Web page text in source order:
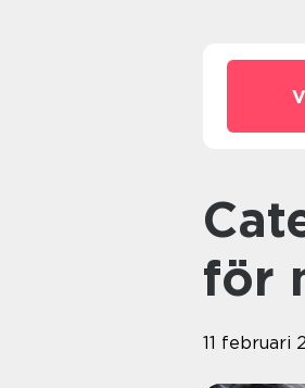
Catering göteborg smarta val
för
11 februari